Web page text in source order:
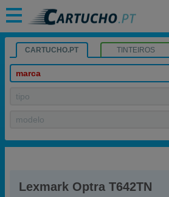
CARTUCHO.PT TINTEIROS
marca
tipo
modelo
Lexmark Optra T642TN